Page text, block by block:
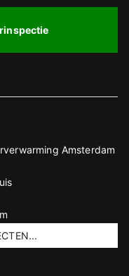
Amsterdam